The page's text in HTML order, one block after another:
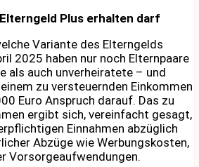
Plus erhalten darf
Variante des Elterngelds
2025 haben nur noch Elternpaare
als auch unverheiratete – und
zu versteuernden Einkommen
Euro Anspruch darauf. Das zu
ergibt sich, vereinfacht gesagt,
Einnahmen abzüglich
Abzüge wie Werbungskosten,
Vorsorgeaufwendungen.